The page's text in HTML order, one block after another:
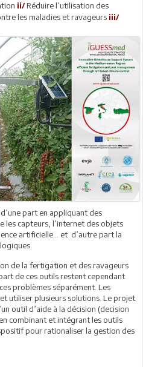
ii/Réduire l’utilisation des
les maladies et ravageurs iii/
part en appliquant des
les capteurs, l’internet des objets
artificielle… et d’autre part la
de la fertigation et des ravageurs
de ces outils restent cependant
problèmes séparément. Les
utiliser plusieurs solutions. Le projet
outil d’aide à la décision (decision
combinant et intégrant les outils
pour rationaliser la gestion des